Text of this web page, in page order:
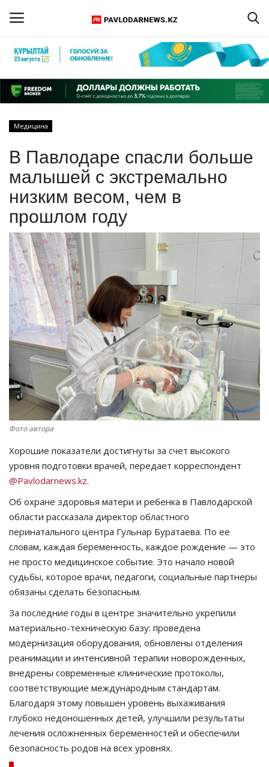
Регистрация
Главная
ПАВЛОДАРСКАЯ ОБЛАСТЬ
КАЗАХСТАН
МИР
СПЕЦПРОЕКТЫ
СПОРТ
Чек-лист
РАЗВЛЕЧЕНИЯ
OFFICIAL
Курултай
Қазақша Русский
Медицина
В Павлодаре спасли больше
малышей с экстремально
низким весом, чем в
прошлом году
Фото автора
Хорошие показатели достигнуты за счет высокого
уровня подготовки врачей, передает корреспондент
@Pavlodarnews.kz.
Об охране здоровья матери и ребенка в Павлодарской
области рассказала директор областного
перинатального центра Гульнар Буратаева. По ее
словам, каждая беременность, каждое рождение — это
не просто медицинское событие. Это начало новой
судьбы, которое врачи, педагоги, социальные партнеры
обязаны сделать безопасным.
За последние годы в центре значительно укрепили
материально-техническую базу: проведена
модернизация оборудования, обновлены отделения
реанимации и интенсивной терапии новорожденных,
внедрены современные клинические протоколы,
соответствующие международным стандартам.
Благодаря этому повышен уровень выхаживания
глубоко недоношенных детей, улучшили результаты
лечения осложненных беременностей и обеспечили
безопасность родов на всех уровнях.